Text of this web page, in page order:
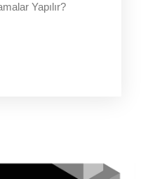
Yapılır?